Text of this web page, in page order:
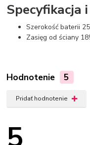
Specyfikacja
Szerokość baterii
Zasięg od ściany
Hodnotenie 5
Pridať hodnotenie